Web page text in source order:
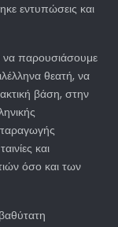
εντυπώσεις και
να παρουσιάσουμε
θεατή, να
βάση, στην
και
όσο και των